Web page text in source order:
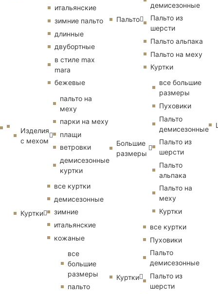
итальянские
зимние пальто
длинные
двубортные
в стиле max
mara
бежевые
Изделия
с мехом
пальто на
меху
парки на меху
плащи
ветровки
демисезонные
куртки
Куртки
все куртки
демисезонные
зимние
итальянские
кожаные
все
большие
размеры
пальто
Пальто
демисезонные
Пальто из
шерсти
Пальто альпака
Пальто на меху
Куртки
Большие
размеры
все большие
размеры
Пуховики
Пальто
демисезонные
Пальто из
шерсти
Пальто
альпака
Пальто на
меху
Куртки
Куртки
все куртки
Пуховики
Пальто
демисезонные
Пальто из
шерсти